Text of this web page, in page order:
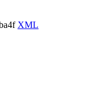
XML